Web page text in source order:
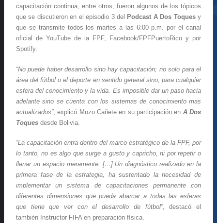
capacitación continua, entre otros, fueron algunos de los tópicos
que se discutieron en el episodio 3 del Podcast A Dos Toquesy
que se transmite todos los martes a las 6:00 p.m. por el canal
oficial de YouTube de la FPF, Facebook/FPFPuertoRico y por
Spotify.
“No puede haber desarrollo sino hay capacitación; no solo para el
área del fútbol o el deporte en sentido general sino, para cualquier
esfera del conocimiento y la vida. Es imposible dar un paso hacia
adelante sino se cuenta con los sistemas de conocimiento mas
actualizados”, explicó Mozo Cañete en su participación en A Dos
Toques desde Bolivia.
“La capacitación entra dentro del marco estratégico de la FPF, por
lo tanto, no es algo que surge a gusto y capricho, ni por repetir o
llenar un espacio meramente. […] Un diagnóstico realizado en la
primera fase de la estrategia, ha sustentado la necesidad de
implementar un sistema de capacitaciones permanente con
diferentes dimensiones que pueda abarcar a todas las esferas
que tiene que ver con el desarrollo de fútbol”, destacó el
también Instructor FIFA en preparación física.